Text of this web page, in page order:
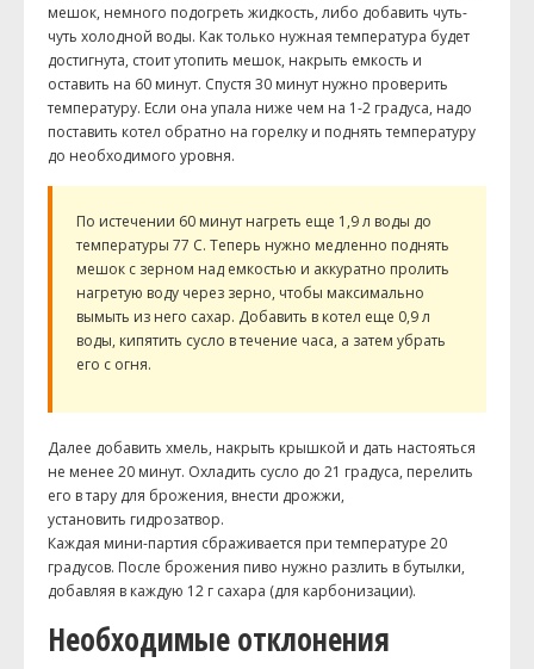
мешок, немного подогреть жидкость, либо добавить чуть-
чуть холодной воды. Как только нужная температура будет
достигнута, стоит утопить мешок, накрыть емкость и
оставить на 60 минут. Спустя 30 минут нужно проверить
температуру. Если она упала ниже чем на 1-2 градуса, надо
поставить котел обратно на горелку и поднять температуру
до необходимого уровня.
По истечении 60 минут нагреть еще 1,9 л воды до
температуры 77 C. Теперь нужно медленно поднять
мешок с зерном над емкостью и аккуратно пролить
нагретую воду через зерно, чтобы максимально
вымыть из него сахар. Добавить в котел еще 0,9 л
воды, кипятить сусло в течение часа, а затем убрать
его с огня.
Далее добавить хмель, накрыть крышкой и дать настояться
не менее 20 минут. Охладить сусло до 21 градуса, перелить
его в тару для брожения, внести дрожжи,
установить гидрозатвор.
Каждая мини-партия сбраживается при температуре 20
градусов. После брожения пиво нужно разлить в бутылки,
добавляя в каждую 12 г сахара (для карбонизации).
Необходимые отклонения